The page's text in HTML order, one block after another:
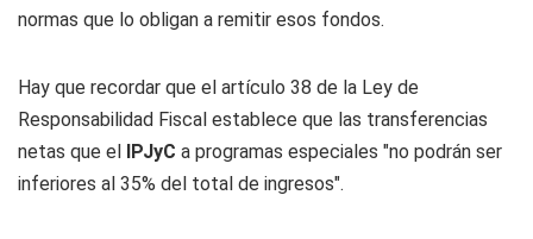
normas que lo obligan a remitir esos fondos.
Hay que recordar que el artículo 38 de la Ley de
Responsabilidad Fiscal establece que las transferencias
netas que el IPJyC a programas especiales "no podrán ser
inferiores al 35% del total de ingresos".